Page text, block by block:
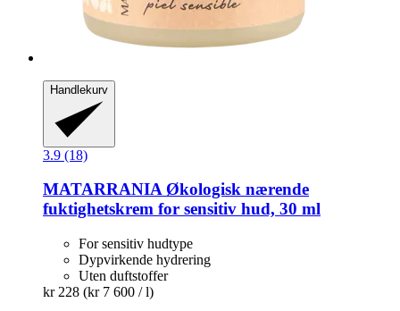
Handlekurv
3.9 (18)
MATARRANIAØkologisk nærende
fuktighetskrem for sensitiv hud, 30 ml
For sensitiv hudtype
Dypvirkende hydrering
Uten duftstoffer
kr 228 (kr 7 600 / l)